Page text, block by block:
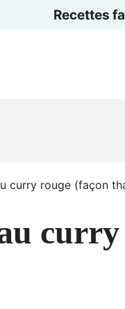
Recettes
curry rouge (façon